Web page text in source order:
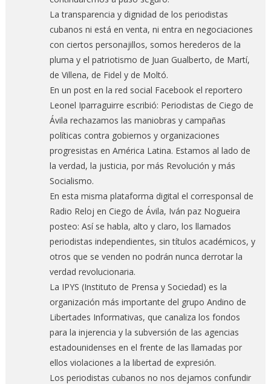
La transparencia y dignidad de los periodistas
cubanos ni está en venta, ni entra en negociaciones
con ciertos personajillos, somos herederos de la
pluma y el patriotismo de Juan Gualberto, de Martí,
de Villena, de Fidel y de Moltó.
En un post en la red social Facebook el reportero
Leonel Iparraguirre escribió: Periodistas de Ciego de
Ávila rechazamos las maniobras y campañas
políticas contra gobiernos y organizaciones
progresistas en América Latina. Estamos al lado de
la verdad, la justicia, por más Revolución y más
Socialismo.
En esta misma plataforma digital el corresponsal de
Radio Reloj en Ciego de Ávila, Iván paz Nogueira
posteo: Así se habla, alto y claro, los llamados
periodistas independientes, sin títulos académicos, y
otros que se venden no podrán nunca derrotar la
verdad revolucionaria.
La IPYS (Instituto de Prensa y Sociedad) es la
organización más importante del grupo Andino de
Libertades Informativas, que canaliza los fondos
para la injerencia y la subversión de las agencias
estadounidenses en el frente de las llamadas por
ellos violaciones a la libertad de expresión.
Los periodistas cubanos no nos dejamos confundir